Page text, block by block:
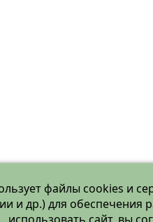
файлы cookies и
и др.) для обеспечения